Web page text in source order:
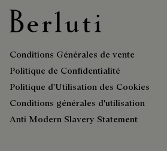
Conditions Générales de vente
Politique de Confidentialité
Politique d'Utilisation des Cookies
Conditions générales d'utilisation
Anti Modern Slavery Statement